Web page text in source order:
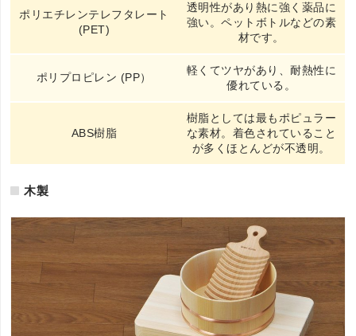
ポリエチレンテレフタレート
(PET)
透明性があり熱に強く薬品に
強い。ペットボトルなどの素
材です。
ポリプロピレン (PP）
軽くてツヤがあり、耐熱性に
優れている。
ABS樹脂
樹脂としては最もポピュラー
な素材。着色されていること
が多くほとんどが不透明。
木製